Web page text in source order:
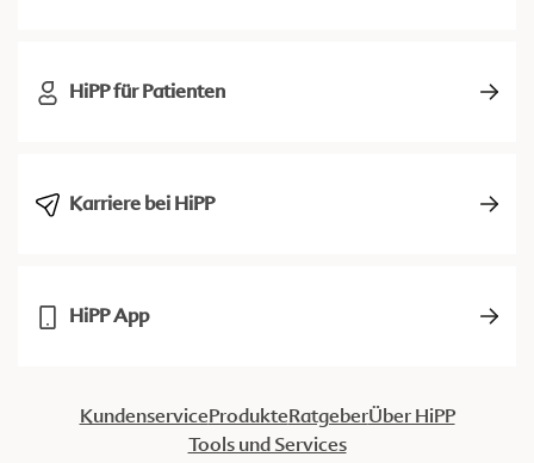
HiPP für Patienten
Karriere bei HiPP
HiPP App
KundenserviceProdukteRatgeberÜber HiPP
Tools und Services